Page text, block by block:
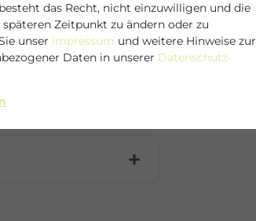
Minze
trockene Hände
Nägel – ideal
Haut auf
GLYCERIN,
das Recht, nicht einzuwilligen und die
Zeitpunkt zu ändern oder zu
unser Impressum und weitere Hinweise zur
Daten in unserer Daten­schutz­